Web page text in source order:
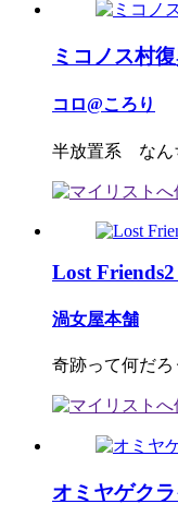
ミコノス村
コロ@ころり
半放置系 なん
Lost Friends2
渦女屋本舗
奇跡って何だ
オミヤゲク